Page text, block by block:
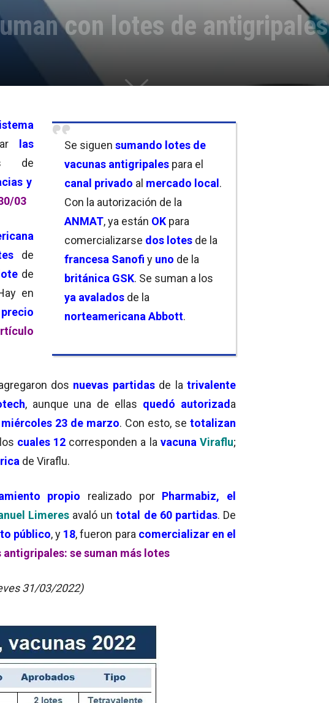
con lotes de antigripales
Se siguen sumando lotes de
vacunas antigripales para el
canal privado al mercado local.
Con la autorización de la
ANMAT, ya están OK para
comercializarse dos lotes de la
francesa Sanofi y uno de la
británica GSK. Se suman a los
ya avalados de la
norteamericana Abbott.
las
de
y
03
de
de
en
precio
dos nuevas partidasde latrivalente
, aunque una de ellas quedó autorizada
23 de marzo. Con esto, se totalizan
cuales 12corresponden a la vacuna Viraflu;
de Viraflu.
propio realizado por Pharmabiz,
el
Limeres avaló un total de 60 partidas. De
público, y 18, fueron para comercializar en el
se suman más lotes
31/03/2022)